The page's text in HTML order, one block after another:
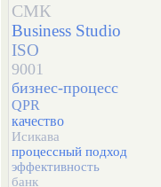
СМК
Business Studio
ISO
9001
бизнес-процесс
QPR
качество
Исикава
процессный подход
эффективность
банк